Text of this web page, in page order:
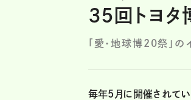
35回トヨタ
「愛・地球博20祭」
毎年5月に開催されてい